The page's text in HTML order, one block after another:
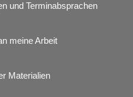
und Terminabsprachen
meine Arbeit
Materialien